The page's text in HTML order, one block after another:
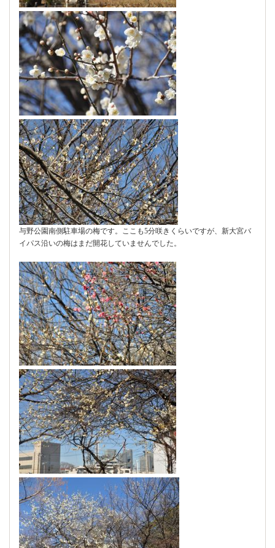
与野公園南側駐車場の梅です。ここも5分咲きくらいですが、新大宮バ
イパス沿いの梅はまだ開花していませんでした。